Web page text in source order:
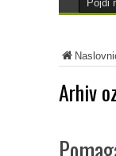
Arhiv